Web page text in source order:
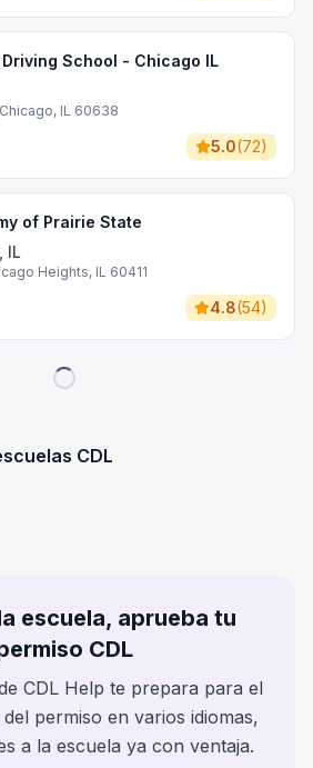
School - Chicago IL
IL 60638
5.0(72)
of Prairie State
IL
Heights, IL 60411
4.8(54)
CDL
escuela, aprueba tu
CDL
CDL Help te prepara para el
permiso en varios idiomas,
a la escuela ya con ventaja.